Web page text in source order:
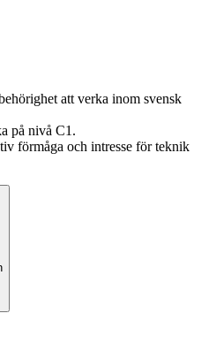
att verka inom svensk
på nivå C1.
förmåga och intresse för teknik